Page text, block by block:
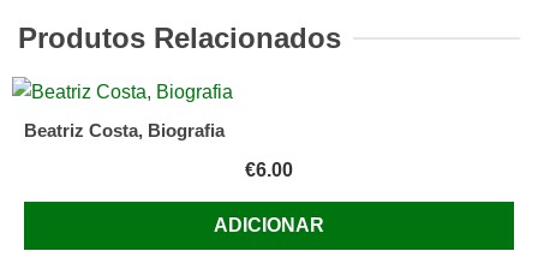
Nick
Vujicic
Produtos Relacionados
Beatriz Costa, Biografia
€6.00
ADICIONAR